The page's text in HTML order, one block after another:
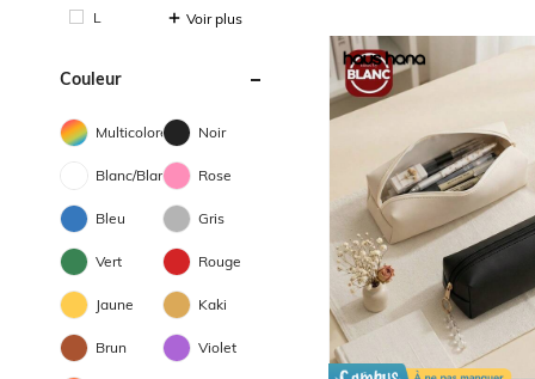
L
Voir plus
Couleur
Multicolore Noir
Blanc/Blanche Rose
Bleu Gris
Vert Rouge
Jaune Kaki
Brun Violet